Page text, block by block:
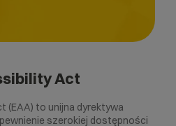
Act
(EAA) to unijna dyrektywa
szerokiej dostępności